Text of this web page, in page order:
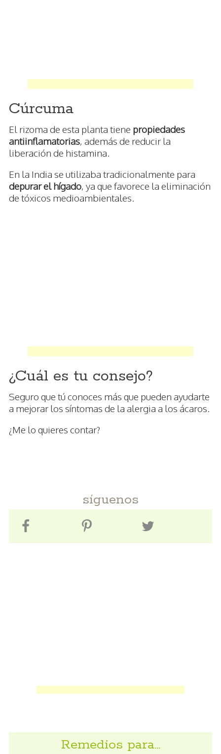
Cúrcuma
El rizoma de esta planta tiene propiedades
antiinflamatorias, además de reducir la
liberación de histamina.
En la India se utilizaba tradicionalmente para
depurar el hígado, ya que favorece la eliminación
de tóxicos medioambientales.
¿Cuál es tu consejo?
Seguro que tú conoces más que pueden ayudarte
a mejorar los síntomas de la alergia a los ácaros.
¿Me lo quieres contar?
síguenos
Remedios para…